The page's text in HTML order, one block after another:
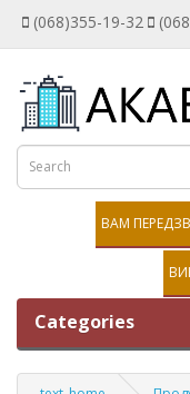
(068)355-19-32
ВАМ
Categories